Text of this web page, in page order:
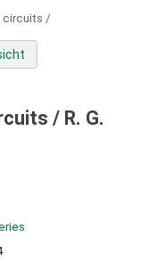
circuits /
/ R. G.